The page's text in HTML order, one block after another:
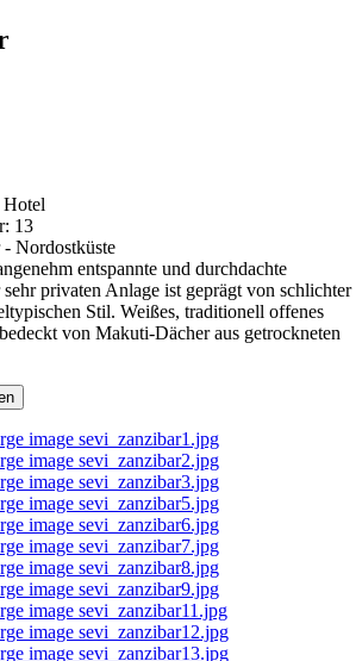
Hotel
13
- Nordostküste
entspannte und durchdachte
privaten Anlage ist geprägt von schlichter
Stil. Weißes, traditionell offenes
von Makuti-Dächer aus getrockneten